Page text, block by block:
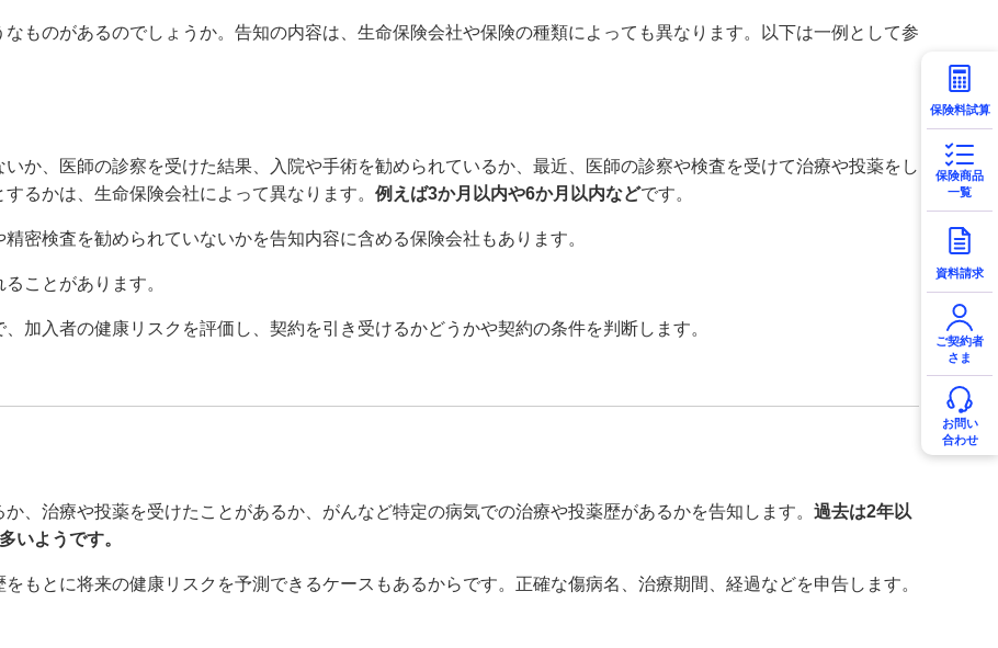
ものがあるのでしょうか。告知の内容は、生命保険会社や保険の種類によっても異なります。以下は一例として参
か、医師の診察を受けた結果、入院や手術を勧められているか、最近、医師の診察や検査を受けて治療や投薬をし
るかは、生命保険会社によって異なります。 例えば3か月以内や6か月以内などです。
密検査を勧められていないかを告知内容に含める保険会社もあります。
ことがあります。
加入者の健康リスクを評価し、契約を引き受けるかどうかや契約の条件を判断します。
、治療や投薬を受けたことがあるか、がんなど特定の病気での治療や投薬歴があるかを告知します。 過去は2年以
いようです。
もとに将来の健康リスクを予測できるケースもあるからです。正確な傷病名、治療期間、経過などを申告します。
保険料試算
保険商品
一覧
資料請求
ご契約者
さま
お問い
合わせ